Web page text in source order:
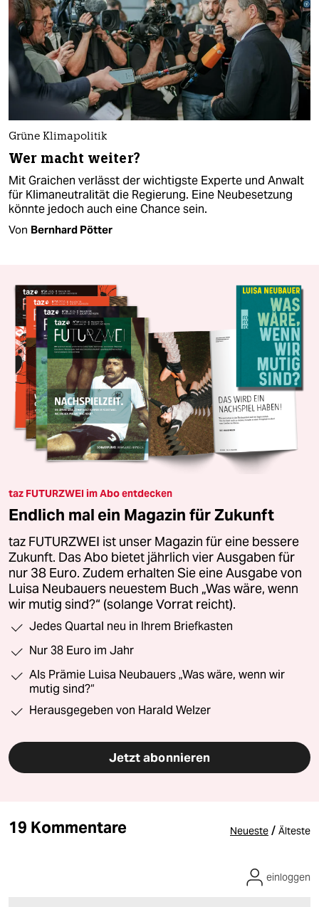
Grüne Klimapolitik
Wer macht weiter?
Mit Graichen verlässt der wichtigste Experte und Anwalt
für Klimaneutralität die Regierung. Eine Neubesetzung
könnte jedoch auch eine Chance sein.
Von Bernhard Pötter
taz FUTURZWEI im Abo entdecken
Endlich mal ein Magazin für Zukunft
taz FUTURZWEI ist unser Magazin für eine bessere
Zukunft. Das Abo bietet jährlich vier Ausgaben für
nur 38 Euro. Zudem erhalten Sie eine Ausgabe von
Luisa Neubauers neuestem Buch „Was wäre, wenn
wir mutig sind?“ (solange Vorrat reicht).
Jedes Quartal neu in Ihrem Briefkasten
Nur 38 Euro im Jahr
Als Prämie Luisa Neubauers „Was wäre, wenn wir
mutig sind?“
Herausgegeben von Harald Welzer
Jetzt abonnieren
19 Kommentare Neueste / Älteste
einloggen